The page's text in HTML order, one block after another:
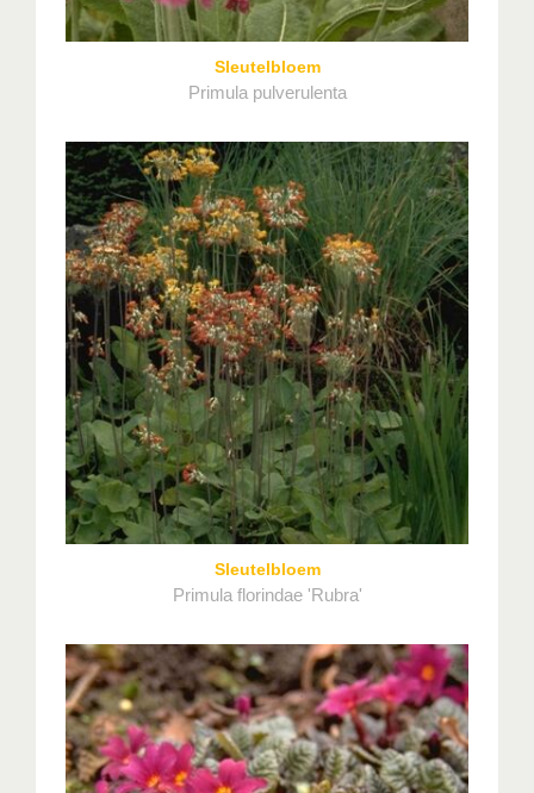
Sleutelbloem
Primula pulverulenta
Sleutelbloem
Primula florindae 'Rubra'